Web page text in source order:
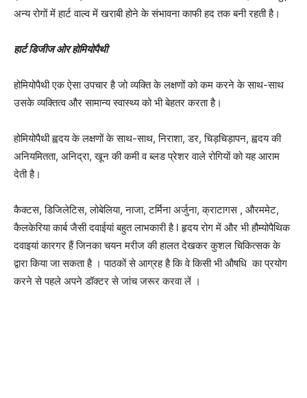
अन्य रोगों में हार्ट वाल्व में खराबी होने के संभावना काफी हद तक बनी रहती है।
हार्ट डिजीज ओर होमियोपैथी
होमियोपैथी एक ऐसा उपचार है जो व्यक्ति के लक्षणों को कम करने के साथ-साथ
उसके व्यक्तित्व और सामान्य स्वास्थ्य को भी बेहतर करता है।
होमियोपैथी ह्वदय के लक्षणों के साथ-साथ, निराशा, डर, चिड़चिड़ापन, ह्वदय की
अनियमितता, अनिद्रा, खून की कमी व ब्लड प्रेशर वाले रोगियों को यह आराम
देती है।
कैक्टस, डिजिलेटिस, लोबेलिया, नाजा, टर्मिना अर्जुना, क्राटागस , औरममेट,
कैलकेरिया कार्ब जैसी दवाईयां बहुत लाभकारी है l हृदय रोग में और भी हौम्योपैथिक
दवाइयां कारगर हैं जिनका चयन मरीज की हालत देखकर कुशल चिकित्सक के
द्वारा किया जा सकता है । पाठकों से आग्रह है कि वे किसी भी औषधि का प्रयोग
करने से पहले अपने डॉक्टर से जांच जरूर करवा लें ।